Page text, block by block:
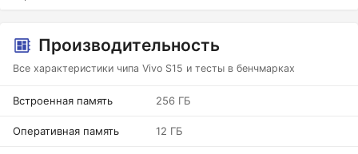
Производительность
Все характеристики чипа Vivo S15 и тесты в бенчмарках
Встроенная память 256 ГБ
Оперативная память 12 ГБ